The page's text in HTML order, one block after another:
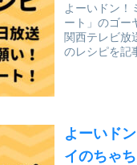
よーいドン！
ート」のゴー
関西テレビ放
のレシピを記
よーいド
イのちゃ